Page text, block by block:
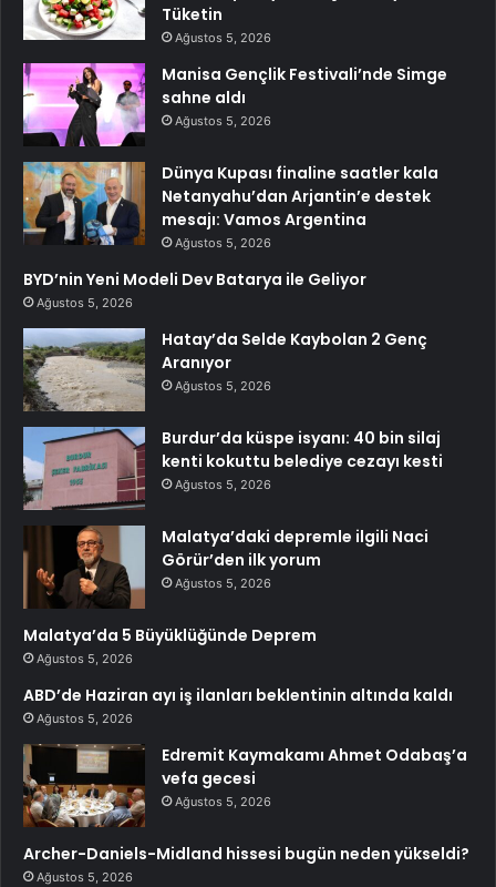
Tüketin
Ağustos 5, 2026
Manisa Gençlik Festivali’nde Simge
sahne aldı
Ağustos 5, 2026
Dünya Kupası finaline saatler kala
Netanyahu’dan Arjantin’e destek
mesajı: Vamos Argentina
Ağustos 5, 2026
BYD’nin Yeni Modeli Dev Batarya ile Geliyor
Ağustos 5, 2026
Hatay’da Selde Kaybolan 2 Genç
Aranıyor
Ağustos 5, 2026
Burdur’da küspe isyanı: 40 bin silaj
kenti kokuttu belediye cezayı kesti
Ağustos 5, 2026
Malatya’daki depremle ilgili Naci
Görür’den ilk yorum
Ağustos 5, 2026
Malatya’da 5 Büyüklüğünde Deprem
Ağustos 5, 2026
ABD’de Haziran ayı iş ilanları beklentinin altında kaldı
Ağustos 5, 2026
Edremit Kaymakamı Ahmet Odabaş’a
vefa gecesi
Ağustos 5, 2026
Archer-Daniels-Midland hissesi bugün neden yükseldi?
Ağustos 5, 2026